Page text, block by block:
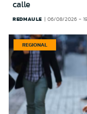
calle
REDMAULE 06/08/2026 -
REGIONAL